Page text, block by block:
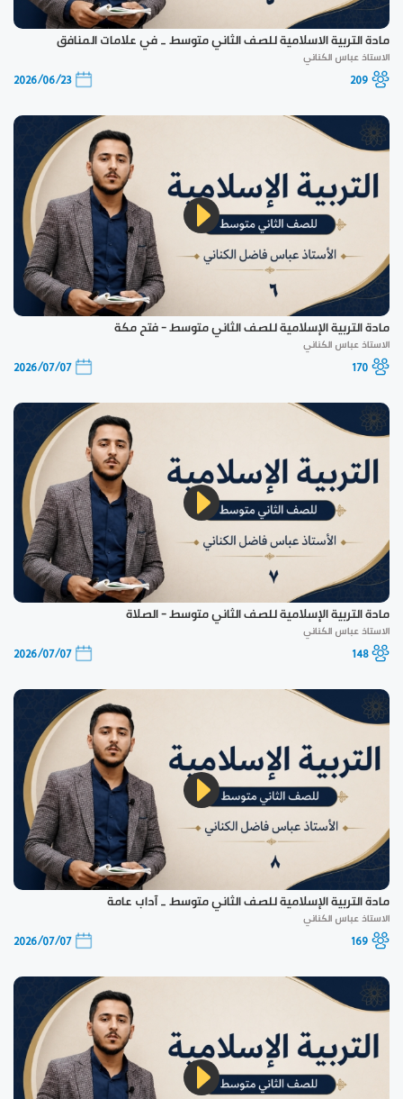
مادة التربية الاسلامية للصف الثاني متوسط _ في علامات المنافق
الاستاذ عباس الكناني
209
2026/06/23
مادة التربية الإسلامية للصف الثاني متوسط - فتح مكة
الاستاذ عباس الكناني
170
2026/07/07
مادة التربية الإسلامية للصف الثاني متوسط - الصلاة
الاستاذ عباس الكناني
148
2026/07/07
مادة التربية الإسلامية للصف الثاني متوسط _ آداب عامة
الاستاذ عباس الكناني
169
2026/07/07